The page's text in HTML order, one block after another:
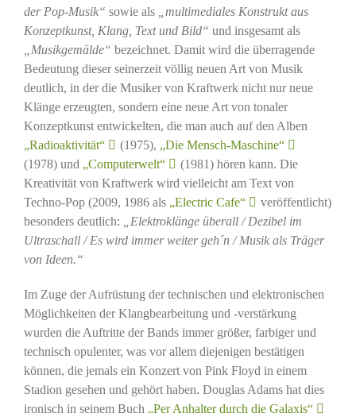
der Pop-Musik“ sowie als
„multimediales Konstrukt aus
Konzeptkunst, Klang, Text und Bild“ und insgesamt als
„Musikgemälde“ bezeichnet. Damit wird die überragende
Bedeutung dieser seinerzeit völlig neuen Art von Musik
deutlich, in der die Musiker von Kraftwerk nicht nur neue
Klänge erzeugten, sondern eine neue Art von tonaler
Konzeptkunst entwickelten, die man auch auf den Alben
„Radioaktivität“
(1975), „Die Mensch-Maschine“
(1978) und „Computerwelt“
(1981) hören kann. Die
Kreativität von Kraftwerk wird vielleicht am Text von
Techno-Pop (2009, 1986 als „Electric Cafe“
veröffentlicht)
besonders deutlich:
„Elektroklänge überall / Dezibel im
Ultraschall / Es wird immer weiter geh´n / Musik als Träger
von Ideen.“
Im Zuge der Aufrüstung der technischen und elektronischen
Möglichkeiten der Klangbearbeitung und -verstärkung
wurden die Auftritte der Bands immer größer, farbiger und
technisch opulenter, was vor allem diejenigen bestätigen
können, die jemals ein Konzert von Pink Floyd in einem
Stadion gesehen und gehört haben. Douglas Adams hat dies
ironisch in seinem Buch „Per Anhalter durch die Galaxis“